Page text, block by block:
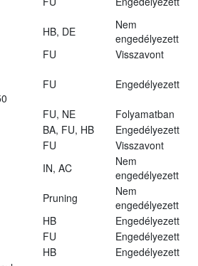
HB, DE
Nem
engedélyezett
FU
Visszavont
FU Engedélyezett
FU, NE
Folyamatban
BA, FU, HB
Engedélyezett
FU
Visszavont
IN, AC
Nem
engedélyezett
Pruning
Nem
engedélyezett
HB
Engedélyezett
FU
Engedélyezett
HB
Engedélyezett